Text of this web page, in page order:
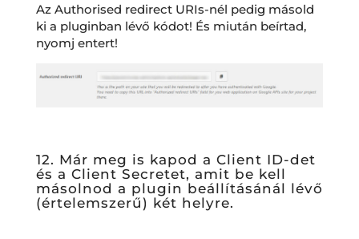
Az Authorised redirect URIs-nél pedig másold
ki a pluginban lévő kódot! És miután beírtad,
nyomj entert!
12. Már meg is kapod a Client ID-det
és a Client Secretet, amit be kell
másolnod a plugin beállításánál lévő
(értelemszerű) két helyre.